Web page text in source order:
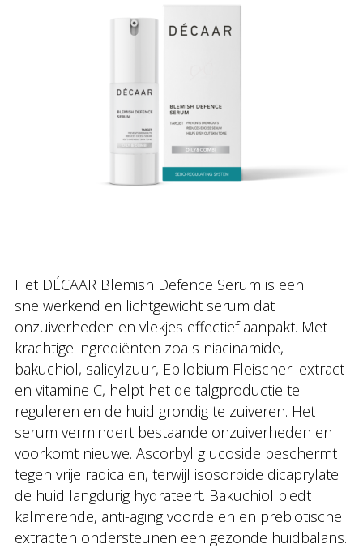
Het DÉCAAR Blemish Defence Serum is een
snelwerkend en lichtgewicht serum dat
onzuiverheden en vlekjes effectief aanpakt. Met
krachtige ingrediënten zoals niacinamide,
bakuchiol, salicylzuur, Epilobium Fleischeri-extract
en vitamine C, helpt het de talgproductie te
reguleren en de huid grondig te zuiveren. Het
serum vermindert bestaande onzuiverheden en
voorkomt nieuwe. Ascorbyl glucoside beschermt
tegen vrije radicalen, terwijl isosorbide dicaprylate
de huid langdurig hydrateert. Bakuchiol biedt
kalmerende, anti-aging voordelen en prebiotische
extracten ondersteunen een gezonde huidbalans.